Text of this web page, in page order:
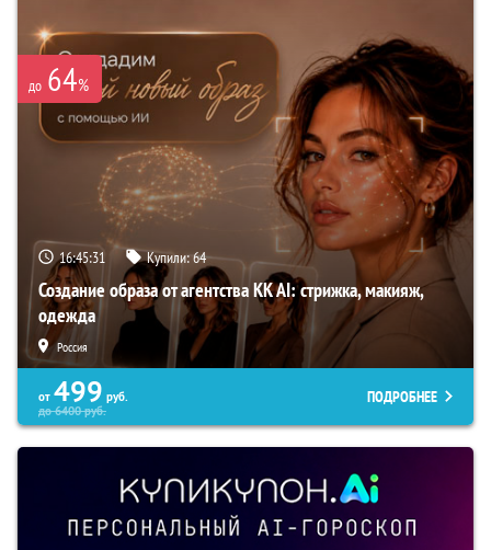
до 64%
16:45:30 Купили:64
Создание образа от агентства KK AI: стрижка, макияж,
одежда
Россия
от 499 руб.
до6400руб.
ПОДРОБНЕЕ